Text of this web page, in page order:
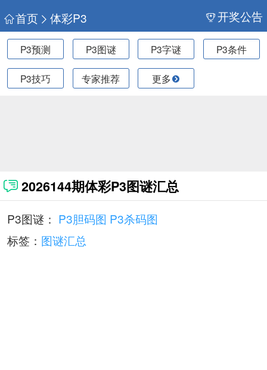
首页 体彩P3 开奖公告
P3预测 P3图谜 P3字谜 P3条件
P3技巧 专家推荐 更多
2026144期体彩P3图谜汇总
P3图谜： P3胆码图 P3杀码图
标签： 图谜汇总